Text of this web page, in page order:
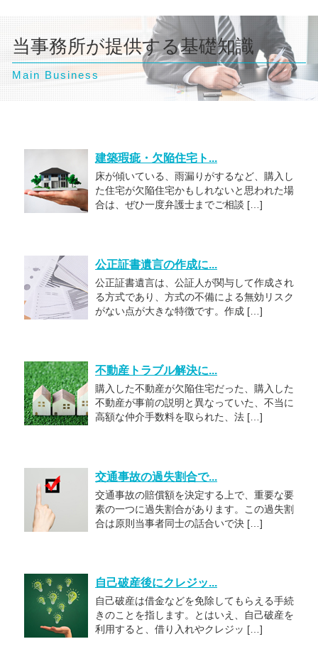
当事務所が提供する基礎知識
Main Business
建築瑕疵・欠陥住宅ト...
床が傾いている、雨漏りがするなど、購入し
た住宅が欠陥住宅かもしれないと思われた場
合は、ぜひ一度弁護士までご相談 […]
公正証書遺言の作成に...
公正証書遺言は、公証人が関与して作成され
る方式であり、方式の不備による無効リスク
がない点が大きな特徴です。作成 […]
不動産トラブル解決に...
購入した不動産が欠陥住宅だった、購入した
不動産が事前の説明と異なっていた、不当に
高額な仲介手数料を取られた、法 […]
交通事故の過失割合で...
交通事故の賠償額を決定する上で、重要な要
素の一つに過失割合があります。この過失割
合は原則当事者同士の話合いで決 […]
自己破産後にクレジッ...
自己破産は借金などを免除してもらえる手続
きのことを指します。とはいえ、自己破産を
利用すると、借り入れやクレジッ […]